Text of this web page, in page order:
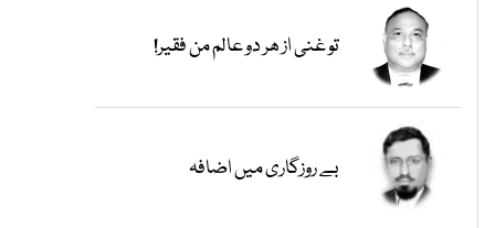
تو غنی از ھر دو عالم من فقیر!
بے روزگاری میں اضافہ